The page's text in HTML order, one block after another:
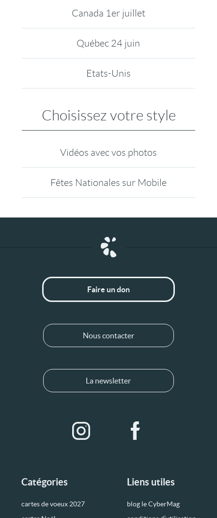
Canada 1er juillet
Québec 24 juin
Etats-Unis
Choisissez votre style
Vidéos avec vos photos
Fêtes Nationales sur Mobile
Catégories
cartes de voeux 2027
Liens utiles
blog le CyberMag
Faire un don
Nous contacter
La newsletter